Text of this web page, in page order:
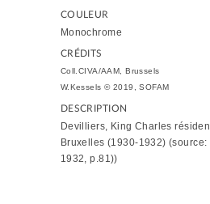
COULEUR
Monochrome
CRÉDITS
Coll.CIVA/AAM, Brussels
W.Kessels © 2019, SOFAM
DESCRIPTION
Devilliers, King Charles
Bruxelles (1930-1932) (source:
1932, p.81))